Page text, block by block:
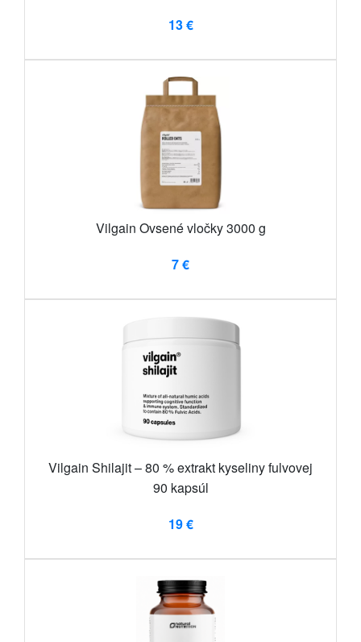
13 €
Vilgain Ovsené vločky 3000 g
7 €
Vilgain Shilajit – 80 % extrakt kyseliny fulvovej
90 kapsúl
19 €